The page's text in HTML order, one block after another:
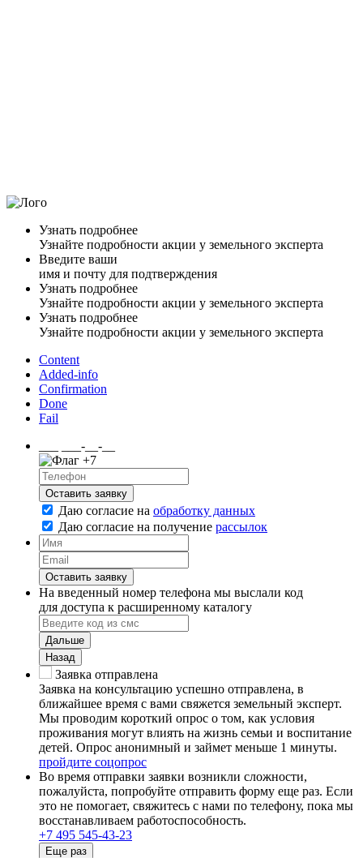
Узнать подробнее
Узнайте подробности акции у земельного эксперта
Введите ваши
имя и почту для подтверждения
Узнать подробнее
Узнайте подробности акции у земельного эксперта
Узнать подробнее
Узнайте подробности акции у земельного эксперта
Content
Added-info
Confirmation
Done
Fail
___ ___-__-__
+7
Оставить заявку
Даю согласие на обработку данных
Даю согласие на получение рассылок
Оставить заявку
На введенный номер телефона мы выслали код
для доступа к расширенному каталогу
Дальше
Назад
Заявка отправлена
Заявка на консультацию успешно отправлена, в
ближайшее время с вами свяжется земельный эксперт.
Мы проводим короткий опрос о том, как условия
проживания могут влиять на жизнь семьи и воспитание
детей. Опрос анонимный и займет меньше 1 минуты.
пройдите соцопрос
Во время отправки заявки возникли сложности,
пожалуйста, попробуйте отправить форму еще раз. Если
это не помогает, свяжитесь с нами по телефону, пока мы
восстанавливаем работоспособность.
+7 495 545-43-23
Еще раз